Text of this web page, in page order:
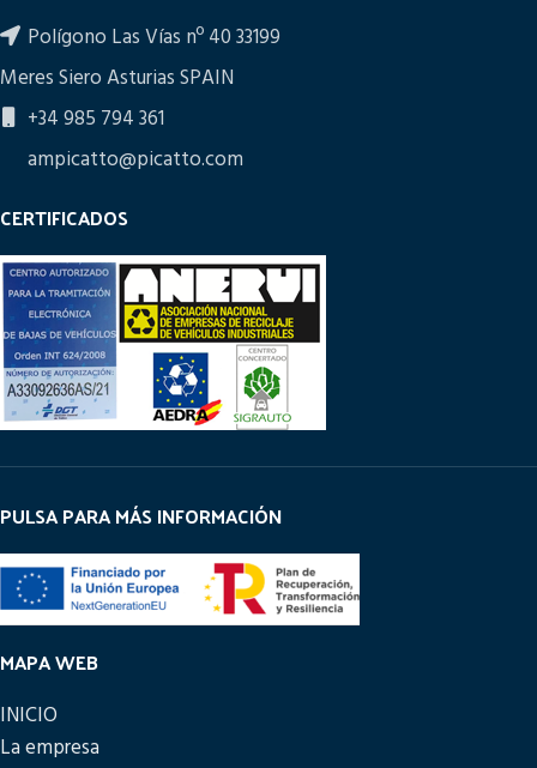
Polígono Las Vías nº 40 33199
Meres Siero Asturias SPAIN
+34 985 794 361
ampicatto@picatto.com
CERTIFICADOS
PULSA PARA MÁS INFORMACIÓN
MAPA WEB
INICIO
La empresa